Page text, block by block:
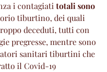
i contagiati totali sono
tiburtino, dei quali
deceduti, tutti con
pregresse, mentre sono
sanitari tiburtini che
il Covid-19